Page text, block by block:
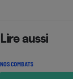
Lire aussi
NOS COMBATS